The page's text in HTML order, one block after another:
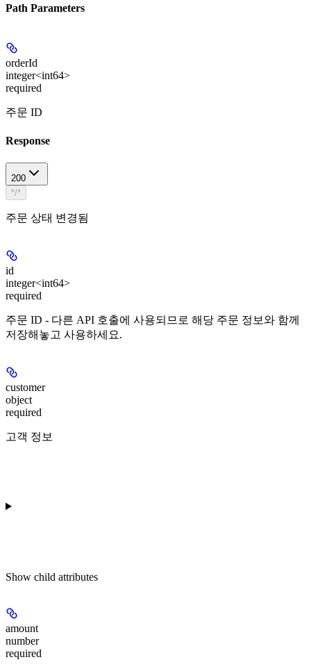
Path Parameters
orderId
integer<int64>
required
주문 ID
Response
200
*/*
주문 상태 변경됨
id
integer<int64>
required
주문 ID - 다른 API 호출에 사용되므로 해당 주문 정보와 함께
저장해놓고 사용하세요.
customer
object
required
고객 정보
Show child attributes
amount
number
required